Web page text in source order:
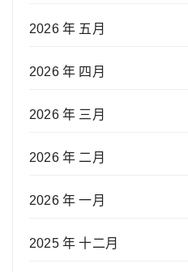
2026 年 五月
2026 年 四月
2026 年 三月
2026 年 二月
2026 年 一月
2025 年 十二月